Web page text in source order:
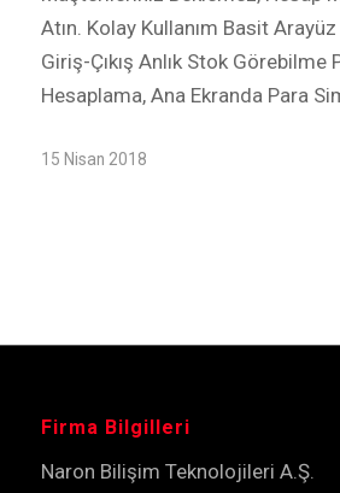
Atın. Kolay Kullanım Basit
Giriş-Çıkış Anlık Stok Görebilme
Hesaplama, Ana Ekranda Para
15 Nisan 2018
Firma Bilgilleri
Naron Bilişim Teknolojileri A.Ş.